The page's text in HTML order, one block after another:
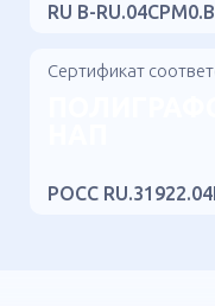
RU B-
Сертификат
РОСС